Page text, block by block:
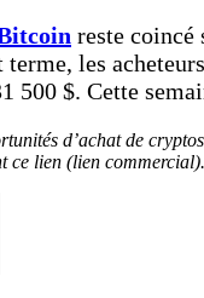
reste coincé
les
500 $. Cette
d’achat de
ce lien (lien commercial).